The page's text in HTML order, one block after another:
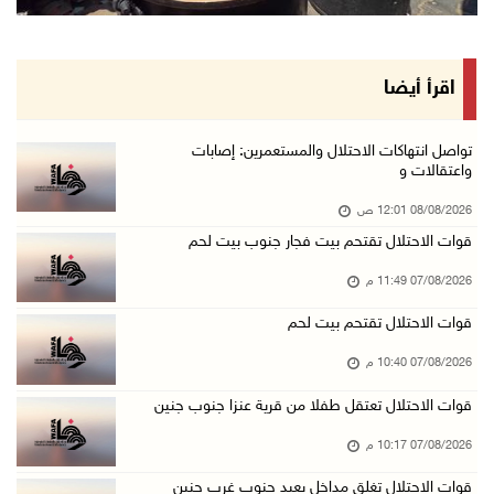
الاحتلال يعيق تنقل المواطنين ويقتحم بلدات شرق ...
إصابة مواطنين في اعتداء للمستعمرين في بيت دجن
نادي الأسير: تجديد أمرَ منع زيارات الأسرى إجر ...
مستعمرون يهاجمون قرية أبو نجيم ويصيبون مواطني ...
07/آب/2026 08:08 م
مستعمرون يهاجمون مساكن المواطنين في خربة الحم ...
07/آب/2026 07:09 م
بعد تجديد منع زيارات المعتقلين: أبو الحمص يدع ...
اقرأ أيضا
تواصل انتهاكات الاحتلال والمستعمرين: إصابات
واعتقالات و
08/08/2026 12:01 ص
قوات الاحتلال تقتحم بيت فجار جنوب بيت لحم
07/08/2026 11:49 م
قوات الاحتلال تقتحم بيت لحم
07/08/2026 10:40 م
قوات الاحتلال تعتقل طفلا من قرية عنزا جنوب جنين
07/08/2026 10:17 م
قوات الاحتلال تغلق مداخل يعبد جنوب غرب جنين